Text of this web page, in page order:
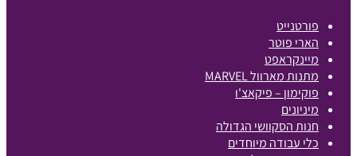
פורטנייט
הארי פוטר
מיינקראפט
מתנות מארוול MARVEL
פוקימון – פיקאצ'ו
מיניונים
חנות הסקוושי הגדולה
כלי עבודה מיוחדים